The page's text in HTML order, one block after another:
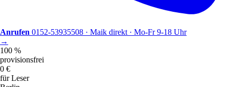
Anrufen 0152-53935508 · Maik direkt · Mo-Fr 9-18 Uhr
→
100 %
provisions­frei
0 €
für Leser